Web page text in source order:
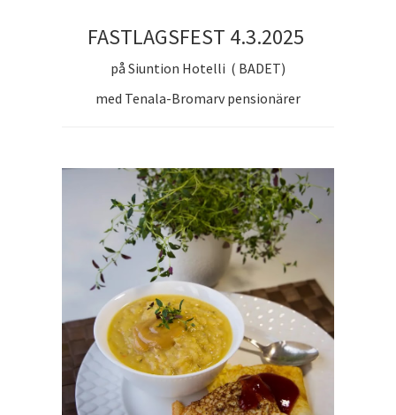
FASTLAGSFEST 4.3.2025
på Siuntion Hotelli ( BADET)
med Tenala-Bromarv pensionärer